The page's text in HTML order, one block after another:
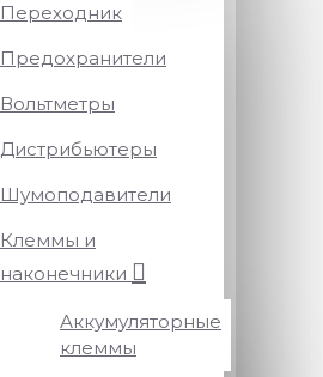
Переходник
Предохранители
Вольтметры
Дистрибьютеры
Шумоподавители
Клеммы и
наконечники
Аккумуляторные
клеммы